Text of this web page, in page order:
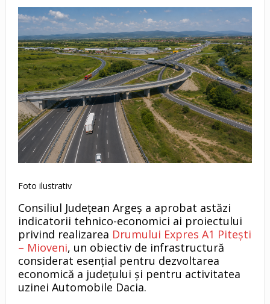
Foto ilustrativ
Consiliul Județean Argeș a aprobat astăzi
indicatorii tehnico-economici ai proiectului
privind realizarea Drumului Expres A1 Pitești
– Mioveni, un obiectiv de infrastructură
considerat esențial pentru dezvoltarea
economică a județului și pentru activitatea
uzinei Automobile Dacia.